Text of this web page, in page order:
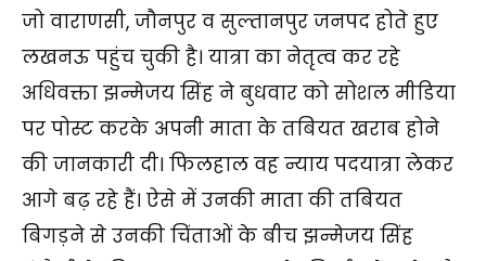
जो वाराणसी, जौनपुर व सुल्तानपुर जनपद होते हुए
लखनऊ पहुंच चुकी है। यात्रा का नेतृत्व कर रहे
अधिवक्ता झन्मेजय सिंह ने बुधवार को सोशल मीडिया
पर पोस्ट करके अपनी माता के तबियत खराब होने
की जानकारी दी। फिलहाल वह न्याय पदयात्रा लेकर
आगे बढ़ रहे हैं। ऐसे में उनकी माता की तबियत
बिगड़ने से उनकी चिंताओं के बीच झन्मेजय सिंह